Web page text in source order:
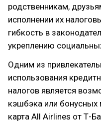
родственникам,
исполнении их
гибкость в
укреплению
Одним из
использования
налогов является
кэшбэка или бонусных
карта All Airlines от Т-